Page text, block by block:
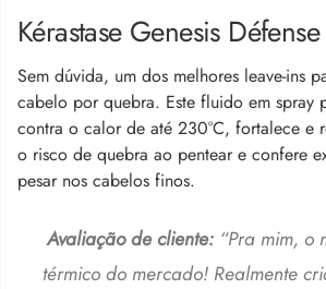
Kérastase Genesis
Sem dúvida, um dos melhores leave-ins
cabelo por quebra. Este fluido em spray
contra o calor de até 230°C, fortalece e
o risco de quebra ao pentear e confere
pesar nos cabelos finos.
Avaliação de cliente: “Pra mim, o
térmico do mercado! Realmente